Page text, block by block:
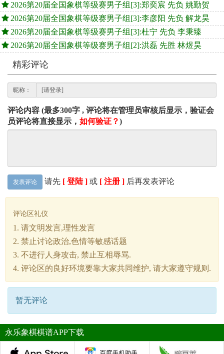
2026第20届全国象棋等级赛男子组[3]:郑奕宸 先负 姚勤贺
2026第20届全国象棋等级赛男子组[3]:李彦阳 先负 解龙昊
2026第20届全国象棋等级赛男子组[3]:杜宁 先负 李秉臻
2026第20届全国象棋等级赛男子组[2]:洪磊 先胜 林煜昊
精彩评论
昵称：
评论内容 (最多300字 , 评论将在管理员审核后显示，验证会
员评论将直接显示， 如何验证？)
发表评论 请先 [ 登陆 ] 或 [ 注册 ] 后再发表评论
评论区礼仪
1. 请文明发言,理性发言
2. 禁止讨论政治,色情等敏感话题
3. 不进行人身攻击, 禁止互相辱骂.
4. 评论区的良好环境要靠大家共同维护, 请大家遵守规则.
暂无评论
永乐象棋棋谱APP下载